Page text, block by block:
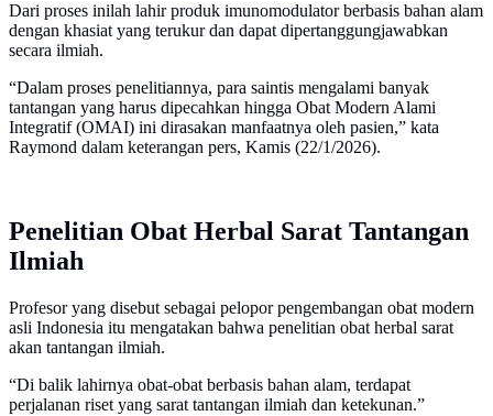
Dari proses inilah lahir produk imunomodulator berbasis bahan alam
dengan khasiat yang terukur dan dapat dipertanggungjawabkan
secara ilmiah.
“Dalam proses penelitiannya, para saintis mengalami banyak
tantangan yang harus dipecahkan hingga Obat Modern Alami
Integratif (OMAI) ini dirasakan manfaatnya oleh pasien,” kata
Raymond dalam keterangan pers, Kamis (22/1/2026).
Penelitian Obat Herbal Sarat Tantangan
Ilmiah
Profesor yang disebut sebagai pelopor pengembangan obat modern
asli Indonesia itu mengatakan bahwa penelitian obat herbal sarat
akan tantangan ilmiah.
“Di balik lahirnya obat-obat berbasis bahan alam, terdapat
perjalanan riset yang sarat tantangan ilmiah dan ketekunan.”